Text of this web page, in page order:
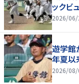
ックビ
2026/06/
遊学館
年夏以
2026/08/